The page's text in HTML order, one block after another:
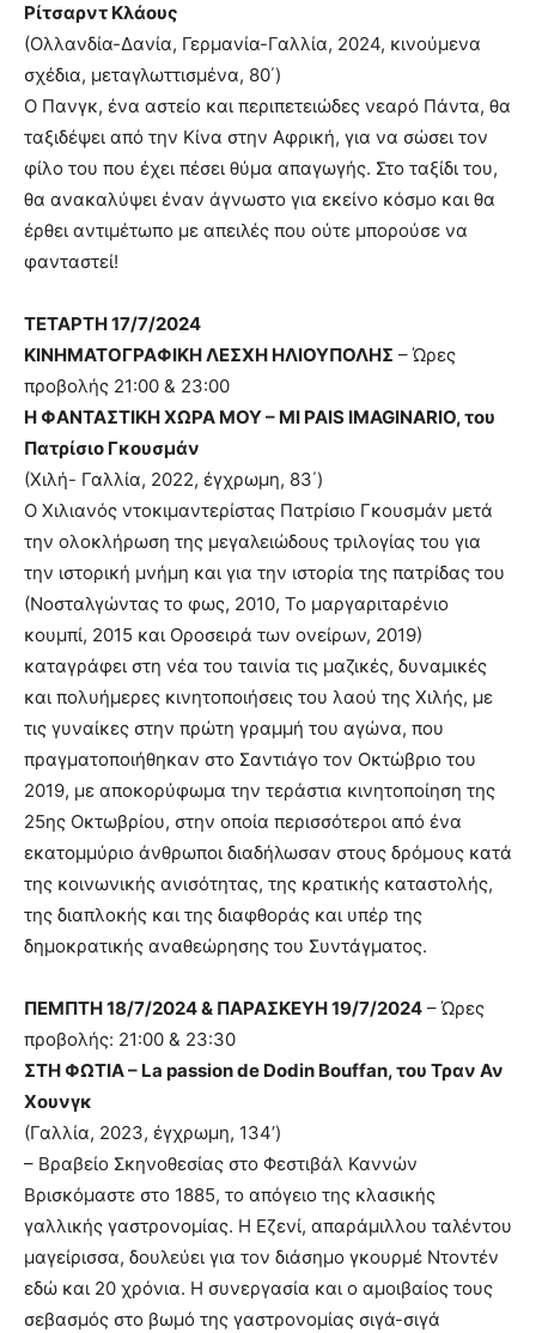
Ρίτσαρντ Κλάους
(Ολλανδία-Δανία, Γερμανία-Γαλλία, 2024, κινούμενα
σχέδια, μεταγλωττισμένα, 80΄)
Ο Πανγκ, ένα αστείο και περιπετειώδες νεαρό Πάντα, θα
ταξιδέψει από την Κίνα στην Αφρική, για να σώσει τον
φίλο του που έχει πέσει θύμα απαγωγής. Στο ταξίδι του,
θα ανακαλύψει έναν άγνωστο για εκείνο κόσμο και θα
έρθει αντιμέτωπο με απειλές που ούτε μπορούσε να
φανταστεί!
ΤΕΤΑΡΤΗ 17/7/2024
ΚΙΝΗΜΑΤΟΓΡΑΦΙΚΗ ΛΕΣΧΗ ΗΛΙΟΥΠΟΛΗΣ – Ώρες
προβολής 21:00 & 23:00
Η ΦΑΝΤΑΣΤΙΚΗ ΧΩΡΑ ΜΟΥ – MI PAIS IMAGINARIO, του
Πατρίσιο Γκουσμάν
(Χιλή- Γαλλία, 2022, έγχρωμη, 83΄)
Ο Χιλιανός ντοκιμαντερίστας Πατρίσιο Γκουσμάν μετά
την ολοκλήρωση της μεγαλειώδους τριλογίας του για
την ιστορική μνήμη και για την ιστορία της πατρίδας του
(Νοσταλγώντας το φως, 2010, Το μαργαριταρένιο
κουμπί, 2015 και Οροσειρά των ονείρων, 2019)
καταγράφει στη νέα του ταινία τις μαζικές, δυναμικές
και πολυήμερες κινητοποιήσεις του λαού της Χιλής, με
τις γυναίκες στην πρώτη γραμμή του αγώνα, που
πραγματοποιήθηκαν στο Σαντιάγο τον Οκτώβριο του
2019, με αποκορύφωμα την τεράστια κινητοποίηση της
25ης Οκτωβρίου, στην οποία περισσότεροι από ένα
εκατομμύριο άνθρωποι διαδήλωσαν στους δρόμους κατά
της κοινωνικής ανισότητας, της κρατικής καταστολής,
της διαπλοκής και της διαφθοράς και υπέρ της
δημοκρατικής αναθεώρησης του Συντάγματος.
ΠΕΜΠΤΗ 18/7/2024 & ΠΑΡΑΣΚΕΥΗ 19/7/2024 – Ώρες
προβολής: 21:00 & 23:30
ΣΤΗ ΦΩΤΙΑ – La passion de Dodin Bouffan, του Τραν Αν
Χουνγκ
(Γαλλία, 2023, έγχρωμη, 134’)
– Βραβείο Σκηνοθεσίας στο Φεστιβάλ Καννών
Βρισκόμαστε στο 1885, το απόγειο της κλασικής
γαλλικής γαστρονομίας. Η Εζενί, απαράμιλλου ταλέντου
μαγείρισσα, δουλεύει για τον διάσημο γκουρμέ Ντοντέν
εδώ και 20 χρόνια. Η συνεργασία και ο αμοιβαίος τους
σεβασμός στο βωμό της γαστρονομίας σιγά-σιγά